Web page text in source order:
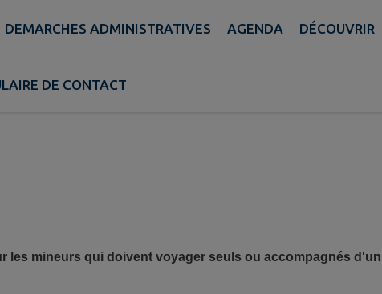
DEMARCHES ADMINISTRATIVES AGENDA DÉCOUVRIR
DE CONTACT
AUTORISATION DE SORTIE DU
mineurs qui doivent voyager seuls ou accompagnés